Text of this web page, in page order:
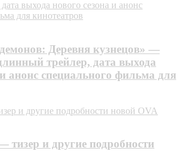
выхода нового сезона и анонс
для кинотеатров
Деревня кузнецов» —
трейлер, дата выхода
анонс специального фильма для
и другие подробности новой OVA
тизер и другие подробности